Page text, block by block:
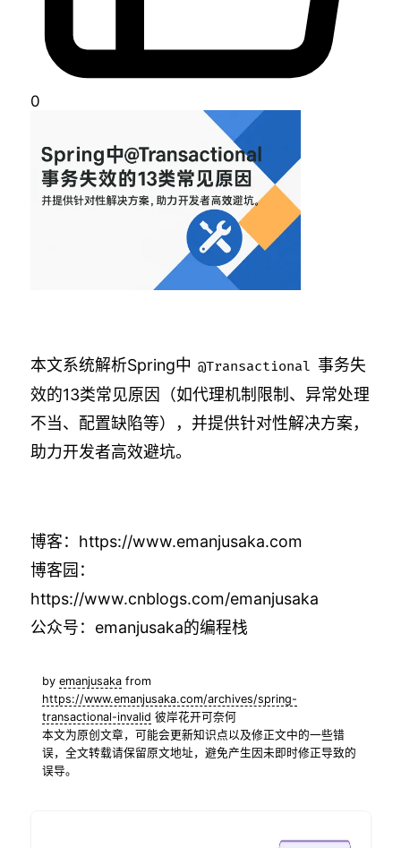
0
本文系统解析Spring中 @Transactional 事务失
效的13类常见原因（如代理机制限制、异常处理
不当、配置缺陷等），并提供针对性解决方案，
助力开发者高效避坑。
博客： https://www.emanjusaka.com
博客园：
https://www.cnblogs.com/emanjusaka
公众号：emanjusaka的编程栈
byemanjusaka from
https://www.emanjusaka.com/archives/spring-
transactional-invalid 彼岸花开可奈何
本文为原创文章，可能会更新知识点以及修正文中的一些错
误，全文转载请保留原文地址，避免产生因未即时修正导致的
误导。